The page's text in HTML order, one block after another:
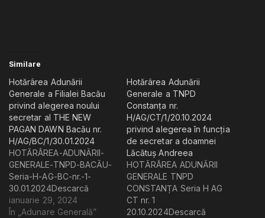
Similare
Hotărârea Adunării
Generale a Filialei Bacău
privind alegerea noului
secretar al THE NEW
PAGAN DAWN Bacău nr.
H/AG/BC/1/30.01.2024
HOTĂRÂREA-ADUNĂRII-
GENERALE-TNPD-BACĂU-
Seria-H-AG-BC-nr.-1-
30.01.2024Descarcă
ianuarie 29, 2024
În „Adunare Generală”
Hotărârea Adunării
Generale a TNPD
Constanța nr.
H/AG/CT/1/20.10.2024
privind alegerea în funcția
de secretar a doamnei
Lăcătuș Andreea
HOTĂRÂREA ADUNĂRII
GENERALE TNPD
CONSTANȚA Seria H AG
CT nr. 1
20.10.2024Descarcă